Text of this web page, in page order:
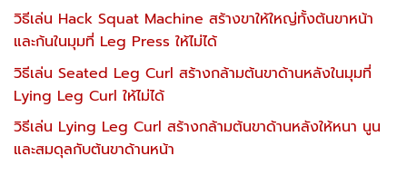
วิธีเล่น Hack Squat Machine สร้างขาให้ใหญ่ทั้งต้นขาหน้า
และก้นในมุมที่ Leg Press ให้ไม่ได้
วิธีเล่น Seated Leg Curl สร้างกล้ามต้นขาด้านหลังในมุมที่
Lying Leg Curl ให้ไม่ได้
วิธีเล่น Lying Leg Curl สร้างกล้ามต้นขาด้านหลังให้หนา นูน
และสมดุลกับต้นขาด้านหน้า